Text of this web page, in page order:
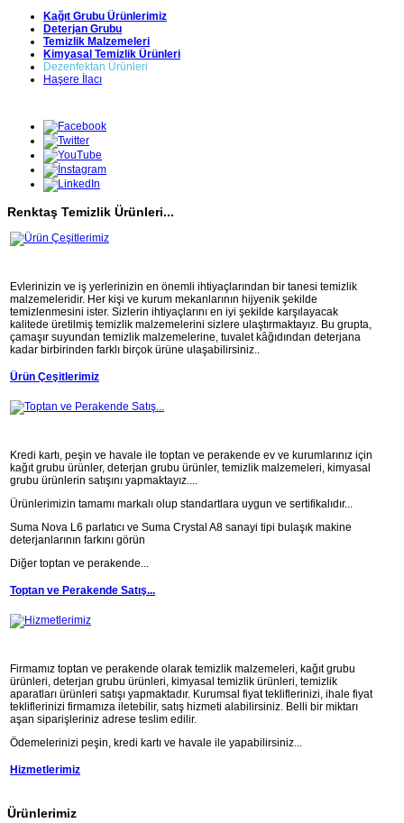
Kağıt Grubu Ürünlerimiz
Deterjan Grubu
Temizlik Malzemeleri
Kimyasal Temizlik Ürünleri
Dezenfektan Ürünleri
Haşere İlacı
Renktaş Temizlik Ürünleri...
Evlerinizin ve iş yerlerinizin en önemli ihtiyaçlarından bir tanesi temizlik
malzemeleridir. Her kişi ve kurum mekanlarının hijyenik şekilde
temizlenmesini ister. Sizlerin ihtiyaçlarını en iyi şekilde karşılayacak
kalitede üretilmiş temizlik malzemelerini sizlere ulaştırmaktayız. Bu grupta,
çamaşır suyundan temizlik malzemelerine, tuvalet kâğıdından deterjana
kadar birbirinden farklı birçok ürüne ulaşabilirsiniz..
Ürün Çeşitlerimiz
Kredi kartı, peşin ve havale ile toptan ve perakende ev ve kurumlarınız için
kağıt grubu ürünler, deterjan grubu ürünler, temizlik malzemeleri, kimyasal
grubu ürünlerin satışını yapmaktayız....
Ürünlerimizin tamamı markalı olup standartlara uygun ve sertifikalıdır...
Suma Nova L6 parlatıcı ve Suma Crystal A8 sanayi tipi bulaşık makine
deterjanlarının farkını görün
Diğer toptan ve perakende...
Toptan ve Perakende Satış...
Firmamız toptan ve perakende olarak temizlik malzemeleri, kağıt grubu
ürünleri, deterjan grubu ürünleri, kimyasal temizlik ürünleri, temizlik
aparatları ürünleri satışı yapmaktadır. Kurumsal fiyat tekliflerinizi, ihale fiyat
tekliflerinizi firmamıza iletebilir, satış hizmeti alabilirsiniz. Belli bir miktarı
aşan siparişleriniz adrese teslim edilir.
Ödemelerinizi peşin, kredi kartı ve havale ile yapabilirsiniz...
Hizmetlerimiz
Ürünlerimiz